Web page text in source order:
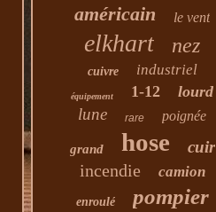
américain le vent
elkhart nez
cuivre industriel
équipement 1-12 lourd
lune rare poignée
grand hose cuir
incendie camion
enroulé pompier